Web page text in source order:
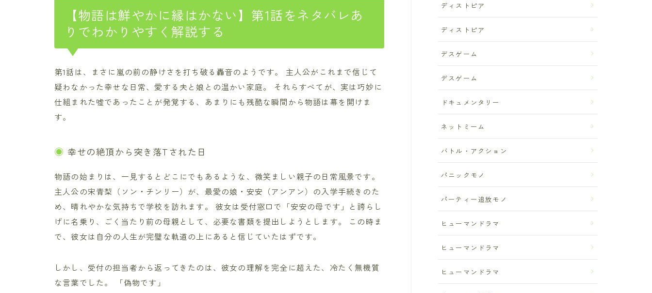
【物語は鮮やかに縁はかない】第1話をネタバレあ
りでわかりやすく解説する
第1話は、まさに嵐の前の静けさを打ち破る轟音のようです。 主人公がこれまで信じて
疑わなかった幸せな日常、愛する夫と娘との温かい家庭。 それらすべてが、実は巧妙に
仕組まれた嘘であったことが発覚する、あまりにも残酷な瞬間から物語は幕を開けま
す。
幸せの絶頂から突き落Tされた日
物語の始まりは、一見するとどこにでもあるような、微笑ましい親子の日常風景です。
主人公の宋青梨（ソン・チンリー）が、最愛の娘・安安（アンアン）の入学手続きのた
め、晴れやかな気持ちで学校を訪れます。 彼女は受付窓口で「安安の母です」と誇らし
げに名乗り、ごく当たり前の母親として、必要な書類を提出しようとします。 この時ま
で、彼女は自分の人生が完璧な軌道の上にあると信じていたはずです。
しかし、受付の担当者から返ってきたのは、彼女の理解を完全に超えた、冷たく無機質
な言葉でした。 「偽物です」
ディストピア
ディストピア
デスゲーム
デスゲーム
ドキュメンタリー
ネットミーム
バトル・アクション
パニックモノ
パーティー追放モノ
ヒューマンドラマ
ヒューマンドラマ
ヒューマンドラマ